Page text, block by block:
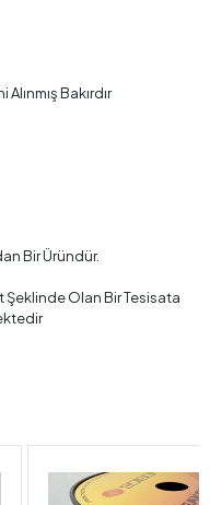
Bakırdır
Bir Üründür.
Şeklinde Olan Bir Tesisata